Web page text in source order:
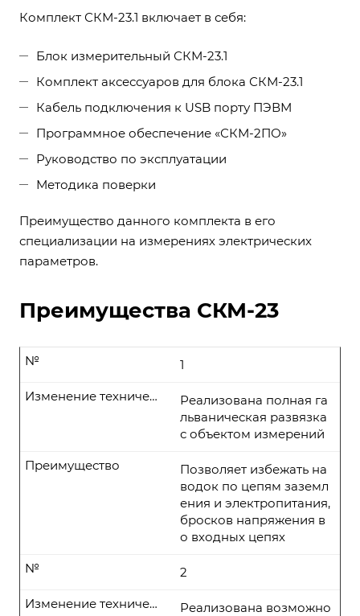
Комплект СКМ-23.1 включает в себя:
Блок измерительный СКМ-23.1
Комплект аксессуаров для блока СКМ-23.1
Кабель подключения к USB порту ПЭВМ
Программное обеспечение «СКМ-2ПО»
Руководство по эксплуатации
Методика поверки
Преимущество данного комплекта в его
специализации на измерениях электрических
параметров.
Преимущества СКМ-23
1
№
Реализована полная га
льваническая развязка
с объектом измерений
Изменение технических параметров
Позволяет избежать на
водок по цепям заземл
ения и электропитания,
бросков напряжения в
о входных цепях
Преимущество
2
№
Реализована возможно
Изменение технических параметров